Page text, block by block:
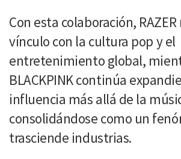
Con esta colaboración,
vínculo con la cultura pop y el
entretenimiento global,
BLACKPINK continúa
influencia más allá de la
consolidándose como un
trasciende industrias.